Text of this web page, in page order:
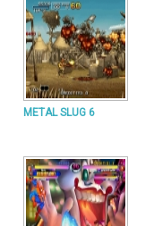
METAL SLUG 6